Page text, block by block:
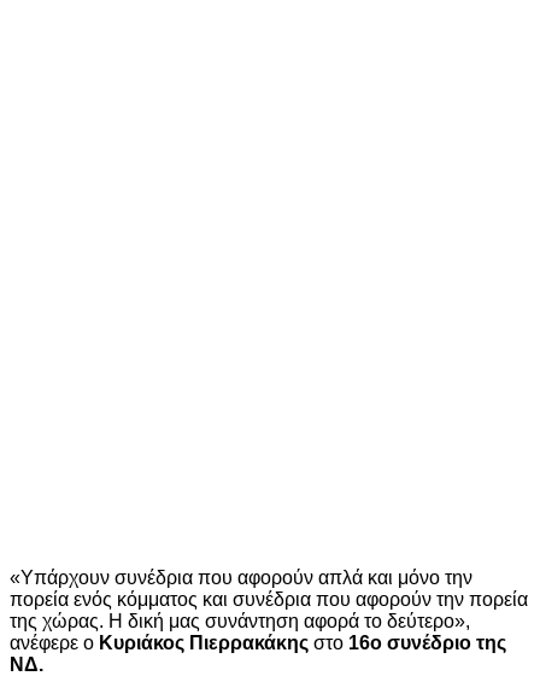
«Υπάρχουν συνέδρια που αφορούν απλά και μόνο την
πορεία ενός κόμματος και συνέδρια που αφορούν την πορεία
της χώρας. Η δική μας συνάντηση αφορά το δεύτερο»,
ανέφερε ο Κυριάκος Πιερρακάκης στο 16o συνέδριο της
ΝΔ.